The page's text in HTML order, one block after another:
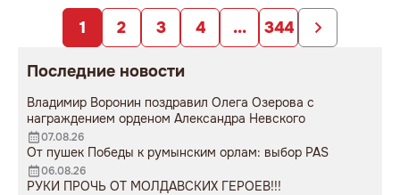
непродуманных изменений».
1 2 3 4 ... 344
Последние новости
Владимир Воронин поздравил Олега Озерова с
награждением орденом Александра Невского
07.08.26
От пушек Победы к румынским орлам: выбор PAS
06.08.26
РУКИ ПРОЧЬ ОТ МОЛДАВСКИХ ГЕРОЕВ!!!